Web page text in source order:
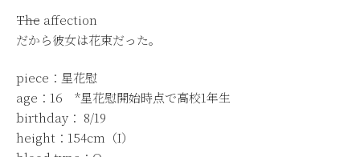
――The affection
だから彼女は花束だった。
piece：星花慰
age：16 *星花慰開始時点で高校1年生
birthday： 8/19
height：154cm（I）